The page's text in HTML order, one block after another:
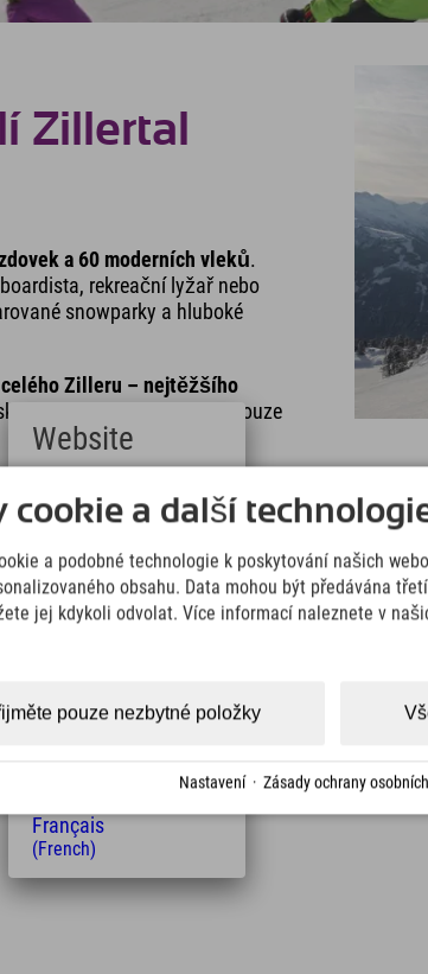
Zillertal
a 60 moderních vleků.
rekreační lyžař nebo
snowparky a hluboké
celého Zilleru – nejtěžšího
78 %, takže je vhodná pouze
Sun-Jet a vlekem Mittertrett.
carvingové sjezdovky a
20
cookie a další
a podobné technologie k poskytování našich
obsahu. Data mohou být předávána
jej kdykoli odvolat. Více informací naleznete v
pouze nezbytné položky
Nastavení· Zásady ochrany
Website
Deutsch
(German)
(English)
Italiano
(Italian)
(Polish)
Magyar
Français
(French)